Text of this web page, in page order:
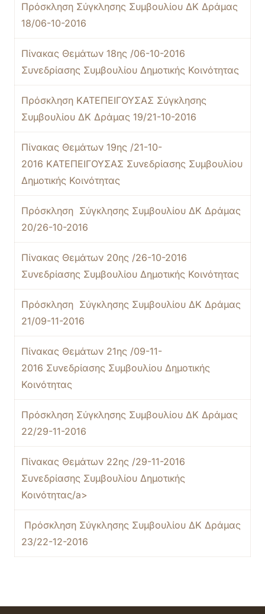
Πρόσκληση Σύγκλησης Συμβουλίου ΔΚ Δράμας
18/06-10-2016
Πίνακας Θεμάτων 18ης /06-10-2016
Συνεδρίασης Συμβουλίου Δημοτικής Κοινότητας
Πρόσκληση ΚΑΤΕΠΕΙΓΟΥΣΑΣ Σύγκλησης
Συμβουλίου ΔΚ Δράμας 19/21-10-2016
Πίνακας Θεμάτων 19ης /21-10-
2016 ΚΑΤΕΠΕΙΓΟΥΣΑΣ Συνεδρίασης Συμβουλίου
Δημοτικής Κοινότητας
Πρόσκληση Σύγκλησης Συμβουλίου ΔΚ Δράμας
20/26-10-2016
Πίνακας Θεμάτων 20ης /26-10-2016
Συνεδρίασης Συμβουλίου Δημοτικής Κοινότητας
Πρόσκληση Σύγκλησης Συμβουλίου ΔΚ Δράμας
21/09-11-2016
Πίνακας Θεμάτων 21ης /09-11-
2016 Συνεδρίασης Συμβουλίου Δημοτικής
Κοινότητας
Πρόσκληση Σύγκλησης Συμβουλίου ΔΚ Δράμας
22/29-11-2016
Πίνακας Θεμάτων 22ης /29-11-2016
Συνεδρίασης Συμβουλίου Δημοτικής
Κοινότητας/a>
Πρόσκληση Σύγκλησης Συμβουλίου ΔΚ Δράμας
23/22-12-2016